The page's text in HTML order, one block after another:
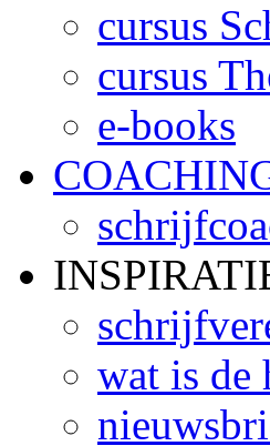
cursus
cursus
e-books
wat is de